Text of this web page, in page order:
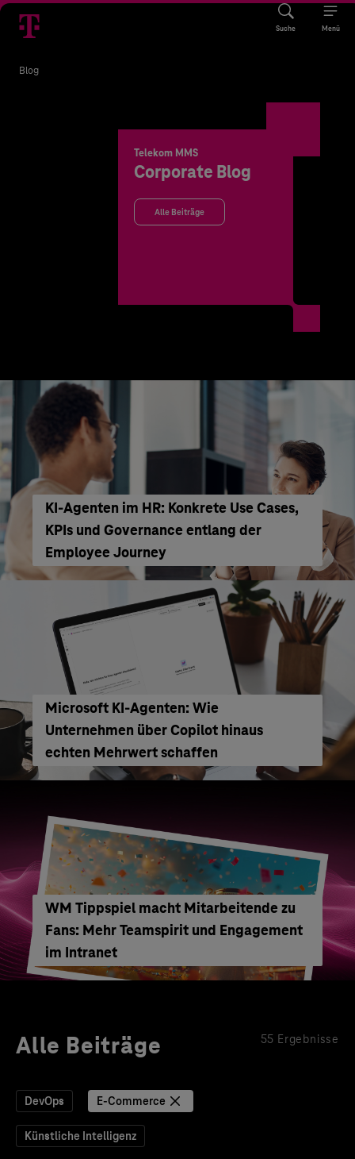
Suche Menü
Blog
Telekom MMS
Corporate Blog
Alle Beiträge
KI‑Agenten im HR: Konkrete Use Cases,
KPIs und Governance entlang der
Employee Journey
Microsoft KI-Agenten: Wie
Unternehmen über Copilot hinaus
echten Mehrwert schaffen
WM Tippspiel macht Mitarbeitende zu
Fans: Mehr Teamspirit und Engagement
im Intranet
Alle Beiträge 55 Ergebnisse
DevOps E-Commerce
Künstliche Intelligenz